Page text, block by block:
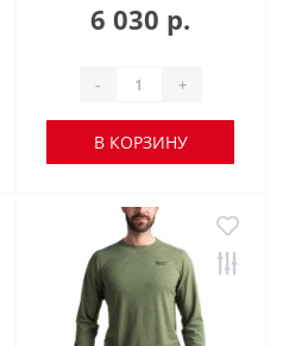
6 030 р.
- +
В КОРЗИНУ